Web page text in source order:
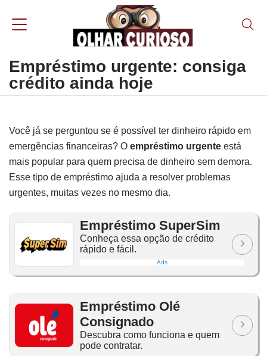
Empréstimo urgente: consiga
crédito ainda hoje
Você já se perguntou se é possível ter dinheiro rápido em
emergências financeiras? O empréstimo urgente está
mais popular para quem precisa de dinheiro sem demora.
Esse tipo de empréstimo ajuda a resolver problemas
urgentes, muitas vezes no mesmo dia.
Empréstimo SuperSim
Conheça essa opção de crédito
rápido e fácil.
Ads
Empréstimo Olé
Consignado
Descubra como funciona e quem
pode contratar.